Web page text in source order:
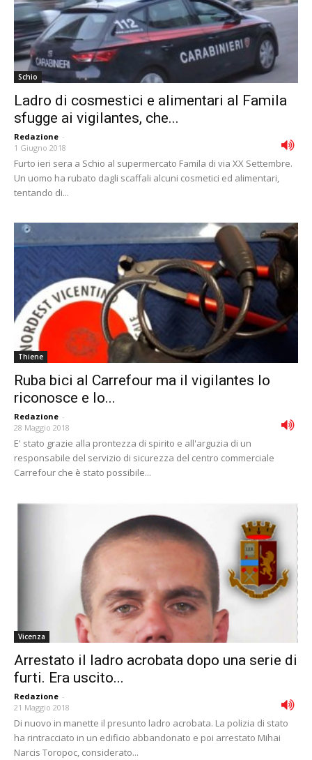
Schio
Ladro di cosmestici e alimentari al Famila
sfugge ai vigilantes, che...
Redazione -
1 Giugno 2018
Furto ieri sera a Schio al supermercato Famila di via XX Settembre.
Un uomo ha rubato dagli scaffali alcuni cosmetici ed alimentari,
tentando di...
Thiene
Ruba bici al Carrefour ma il vigilantes lo
riconosce e lo...
Redazione -
28 Maggio 2018
E' stato grazie alla prontezza di spirito e all'arguzia di un
responsabile del servizio di sicurezza del centro commerciale
Carrefour che è stato possibile...
Vicenza
Arrestato il ladro acrobata dopo una serie di
furti. Era uscito...
Redazione -
21 Maggio 2018
Di nuovo in manette il presunto ladro acrobata. La polizia di stato
ha rintracciato in un edificio abbandonato e poi arrestato Mihai
Narcis Toropoc, considerato...